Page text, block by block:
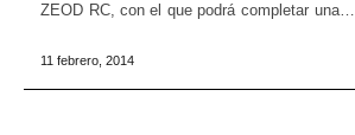
ZEOD RC, con el que podrá completar una…
11 febrero, 2014